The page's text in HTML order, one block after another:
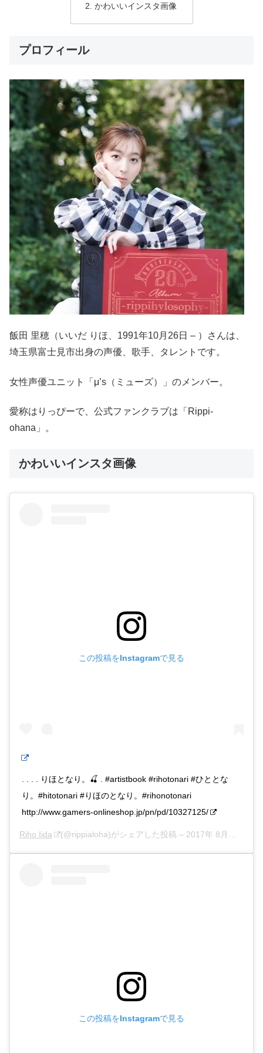
かわいいインスタ画像
プロフィール
飯田 里穂（いいだ りほ、1991年10月26日 – ）さんは、
埼玉県富士見市出身の声優、歌手、タレントです。
女性声優ユニット「μ’s（ミューズ）」のメンバー。
愛称はりっぴーで、公式ファンクラブは「Rippi-
ohana」。
かわいいインスタ画像
この投稿をInstagramで見る
. . . . りほとなり。🍒 . #artistbook #rihotonari #ひととな
り。#hitotonari #りほのとなり。#rihonotonari
http://www.gamers-onlineshop.jp/pn/pd/10327125/
Riho Iida (@rippialoha)がシェアした投稿 – 2017年 8月月14日午後6時50分PDT
この投稿をInstagramで見る